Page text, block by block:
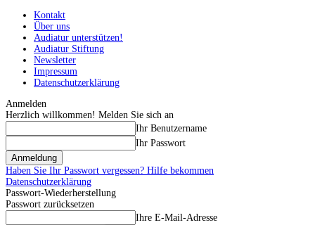
Kontakt
Über uns
Audiatur unterstützen!
Audiatur Stiftung
Newsletter
Impressum
Datenschutzerklärung
Anmelden
Herzlich willkommen! Melden Sie sich an
Ihr Benutzername
Ihr Passwort
Haben Sie Ihr Passwort vergessen? Hilfe bekommen
Datenschutzerklärung
Passwort-Wiederherstellung
Passwort zurücksetzen
Ihre E-Mail-Adresse